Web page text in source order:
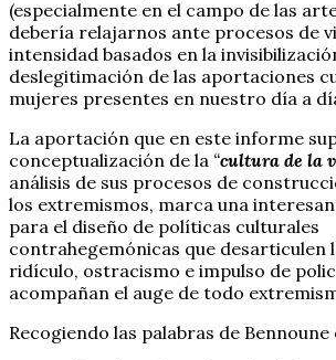
(especialmente en el campo de las
debería relajarnos ante procesos de
intensidad basados en la
deslegitimación de las aportaciones
mujeres presentes en nuestro día a
La aportación que en este informe
conceptualización de la “cultura de la
análisis de sus procesos de
los extremismos, marca una
para el diseño de políticas culturales
contrahegemónicas que desarticulen
ridículo, ostracismo e impulso de
acompañan el auge de todo
Recogiendo las palabras de